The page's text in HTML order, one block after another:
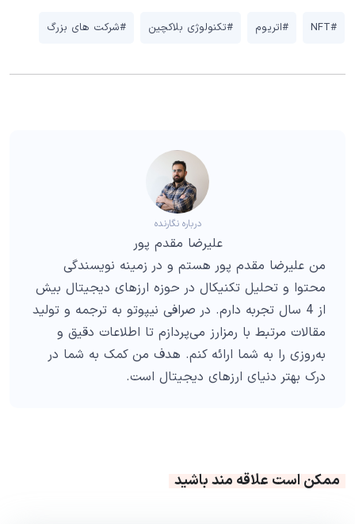
#NFT #اتریوم #تکنولوژی بلاکچین #شرکت های بزرگ
درباره نگارنده
علیرضا مقدم پور
من علیرضا مقدم پور هستم و در زمینه نویسندگی
محتوا و تحلیل تکنیکال در حوزه ارزهای دیجیتال بیش
از 4 سال تجربه دارم. در صرافی نیپوتو به ترجمه و تولید
مقالات مرتبط با رمزارز می‌پردازم تا اطلاعات دقیق و
به‌روزی را به شما ارائه کنم. هدف من کمک به شما در
درک بهتر دنیای ارزهای دیجیتال است.
ممکن است علاقه مند باشید